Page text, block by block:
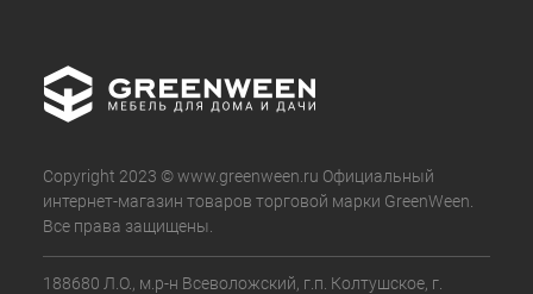
Copyright 2023 © www.greenween.ru Официальный
интернет-магазин товаров торговой марки GreenWeen.
Все права защищены.
188680 Л.О., м.р-н Всеволожский, г.п. Колтушское, г.